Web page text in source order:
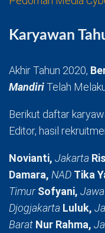
Karyawan
Akhir Tahun 2020,
MandiriTelah
Berikut daftar
Editor, hasil
Novianti, Jakarta
Damara, NAD Tika
TimurSofyani,
Djogjakarta Luluk,
Barat Nur Rahma,